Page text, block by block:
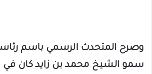
وصرح المتحدث الرسمي باسم
سمو الشيخ محمد بن زايد كان في